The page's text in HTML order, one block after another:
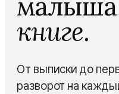
Свадебная
AI-инструменты
книге.
От выписки до
разворот на